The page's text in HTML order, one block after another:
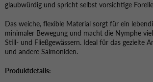
glaubwürdig und spricht selbst vorsichtige
Das weiche, flexible Material sorgt für ein
minimaler Bewegung und macht die Nymphe
Still- und Fließgewässern. Ideal für das gezielte
und andere Salmoniden.
Produktdetails: